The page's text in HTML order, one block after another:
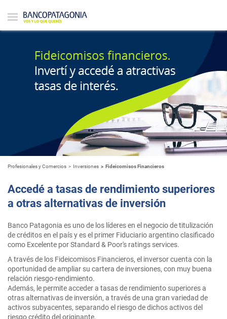
Profesionales y Comercios Inversiones Fideicomisos Financieros
Accedé a tasas de rendimiento superiores
a otras alternativas de inversión
Banco Patagonia es uno de los líderes en el negocio de titulización
de créditos en el país y es el primer Fiduciario argentino clasificado
como Excelente por Standard & Poor's ratings services.
A través de los Fideicomisos Financieros, el inversor cuenta con la
oportunidad de ampliar su cartera de inversiones, con muy buena
relación riesgo-rendimiento.
Además, le permite acceder a tasas de rendimiento superiores a
otras alternativas de inversión, a través de una gran variedad de
activos subyacentes, separando el riesgo de dichos activos del
riesgo crédito del originante.